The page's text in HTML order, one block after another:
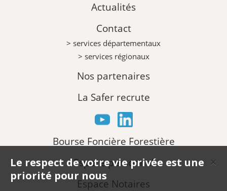
Actualités
Contact
> services départementaux
> services régionaux
Nos partenaires
La Safer recrute
Bourse Foncière Forestière
Espace personnel
Espace Notaires
✕
Le respect de votre vie privée est une
priorité pour nous